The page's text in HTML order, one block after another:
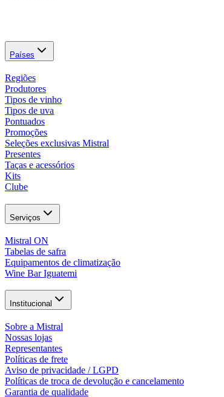
Países
Regiões
Produtores
Tipos de vinho
Tipos de uva
Pontuados
Promoções
Seleções exclusivas Mistral
Presentes
Taças e acessórios
Kits
Clube
Serviços
Mistral ON
Tabelas de safra
Equipamentos de climatização
Wine Bar Iguatemi
Institucional
Sobre a Mistral
Nossas lojas
Representantes
Políticas de frete
Aviso de privacidade / LGPD
Políticas de troca de devolução e cancelamento
Garantia de qualidade